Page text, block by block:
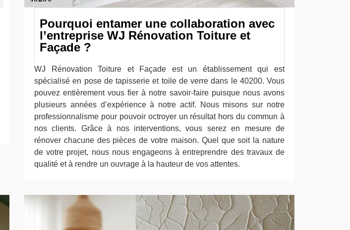
Pourquoi entamer une collaboration avec
l’entreprise WJ Rénovation Toiture et
Façade ?
WJ Rénovation Toiture et Façade est un établissement qui est
spécialisé en pose de tapisserie et toile de verre dans le 40200. Vous
pouvez entièrement vous fier à notre savoir-faire puisque nous avons
plusieurs années d’expérience à notre actif. Nous misons sur notre
professionnalisme pour pouvoir octroyer un résultat hors du commun à
nos clients. Grâce à nos interventions, vous serez en mesure de
rénover chacune des pièces de votre maison. Quel que soit la nature
de votre projet, nous nous engageons à entreprendre des travaux de
qualité et à rendre un ouvrage à la hauteur de vos attentes.